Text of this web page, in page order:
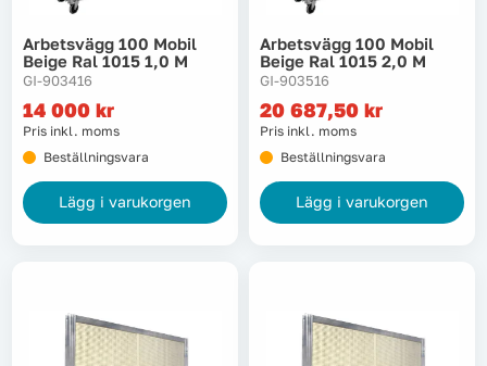
Maskiner
Maskintillbehör & förbrukning
Mätinstrument
Oljor & kem
Tryckluft
Arbetsvägg 100 Mobil
Beige Ral 1015 1,0 M
GI-903416
14 000 kr
Pris inkl. moms
Beställningsvara
Lägg i varukorgen
Arbetsvägg 100 Mobil
Beige Ral 1015 2,0 M
GI-903516
20 687,50 kr
Pris inkl. moms
Beställningsvara
Lägg i varukorgen